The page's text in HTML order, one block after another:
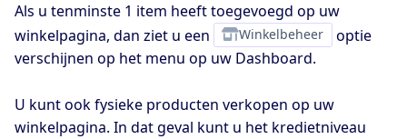
Als u tenminste 1 item heeft toegevoegd op uw
winkelpagina, dan ziet u een
Winkelbeheer
optie
verschijnen op het menu op uw Dashboard.
U kunt ook fysieke producten verkopen op uw
winkelpagina. In dat geval kunt u het kredietniveau